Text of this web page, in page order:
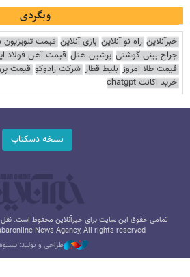
وبگردی
خبرآنلاین راه نو آنلاین بازی آنلاین قیمت
جراح بینی گوشتی پرشین هتل قیمت آهن فولاد
قیمت طلا امروز بلیط قطار شرکت رادوکو قیمت
خرید اکانت chatgpt
نسخه دسکتاپ
تمامی حقوق این سایت برای خبرآنلاین محفوظ است. نقل
News Agancy, All rights reserved
طراحی و تولید: نستوه